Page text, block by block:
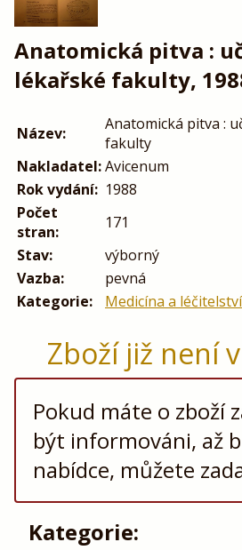
Anatomická pitva :
lékařské fakulty,
Název:
Anatomická pitva :
fakulty
Nakladatel:Avicenum
Rok vydání: 1988
Počet
stran:
171
Stav:
výborný
Vazba:
pevná
Kategorie:
Medicína a léčitelství
Zboží již není
Pokud máte o zboží
být informováni, až
nabídce, můžete
Kategorie: